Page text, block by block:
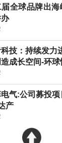
全球品牌出
技：持续发力
成长空间-环球
气:公司募投
产